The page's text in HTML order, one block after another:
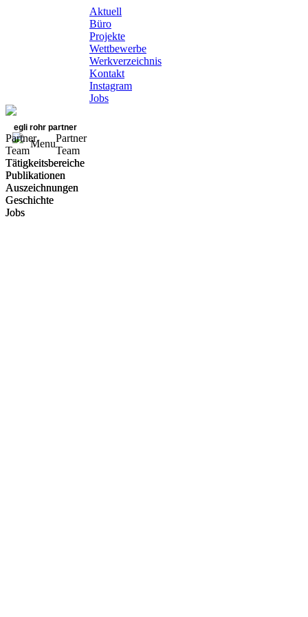
Aktuell
Büro
Projekte
Wettbewerbe
Werkverzeichnis
Kontakt
Instagram
Jobs
egli rohr partner
Menu
Partner
Team
Tätigkeitsbereiche
Publikationen
Auszeichnungen
Geschichte
Jobs
Partner
Team
Tätigkeitsbereiche
Publikationen
Auszeichnungen
Geschichte
Jobs